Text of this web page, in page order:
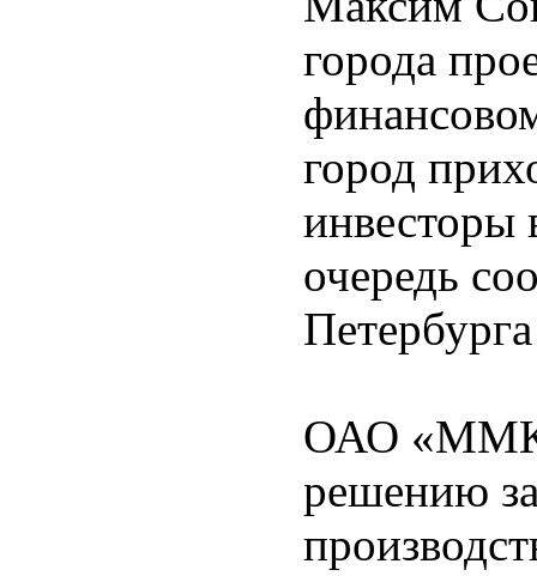
города
город
инвесторы
очередь
ОАО «ММК»
решению